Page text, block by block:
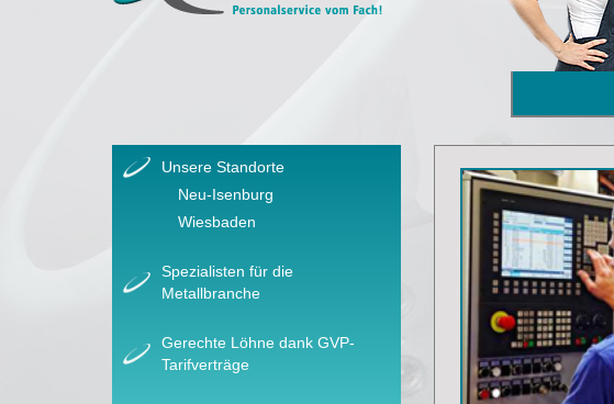
Unsere Standorte
Neu-Isenburg
Wiesbaden
Spezialisten für die
Metallbranche
Gerechte Löhne dank GVP-
Tarifverträge